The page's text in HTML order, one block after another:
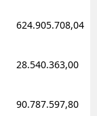
624.905.708,04
28.540.363,00
90.787.597,80